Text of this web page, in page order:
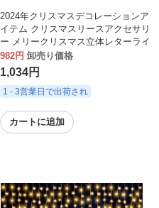
2024年クリスマスデコレーションア
イテム クリスマスリースアクセサリ
ー メリークリスマス立体レターライ
ト
982円 卸売り価格
1,034円
1 - 3営業日で出荷され
カートに追加